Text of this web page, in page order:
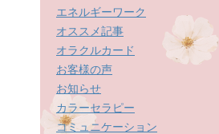
エネルギーワーク
オススメ記事
オラクルカード
お客様の声
お知らせ
カラーセラピー
コミュニケーション